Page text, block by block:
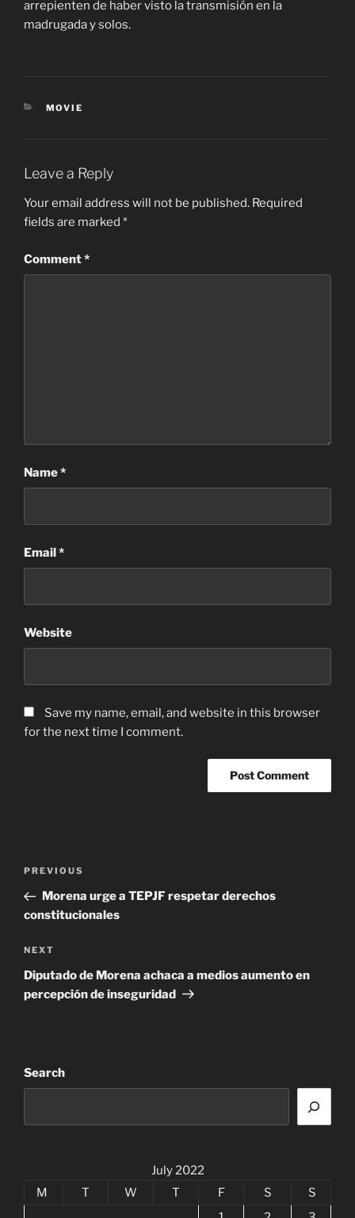
arrepienten de haber visto la transmisión en la
madrugada y solos.
CATEGORIES
MOVIE
Leave a Reply
Your email address will not be published. Required
fields are marked *
Comment*
Name*
Email*
Website
Save my name, email, and website in this browser
for the next time I comment.
Previous
Post
PREVIOUS
Morena urge a TEPJF respetar derechos
constitucionales
Next
Post
NEXT
Diputado de Morena achaca a medios aumento en
percepción de inseguridad
Search
July 2022
M
T W T F S
S